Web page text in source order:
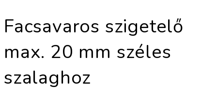
Facsavaros szigetelő
max. 20 mm széles
szalaghoz